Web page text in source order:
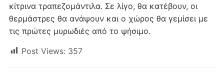
κίτρινα τραπεζομάντιλα. Σε λίγο, θα κατέβουν, οι
θερμάστρες θα ανάψουν και ο χώρος θα γεμίσει με
τις πρώτες μυρωδιές από το ψήσιμο.
Post Views: 357